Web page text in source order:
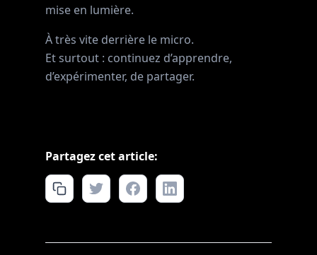
mise en lumière.
À très vite derrière le micro.
Et surtout : continuez d’apprendre,
d’expérimenter, de partager.
Partagez cet article: